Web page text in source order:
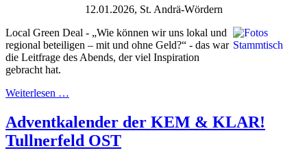
12.01.2026, St. Andrä-Wördern
Local Green Deal - „Wie können wir uns lokal und
regional beteiligen – mit und ohne Geld?“ - das war
die Leitfrage des Abends, der viel Inspiration
gebracht hat.
Weiterlesen …
Adventkalender der KEM & KLAR!
Tullnerfeld OST